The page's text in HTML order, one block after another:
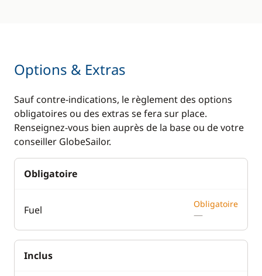
Options & Extras
Sauf contre-indications, le règlement des options
obligatoires ou des extras se fera sur place.
Renseignez-vous bien auprès de la base ou de votre
conseiller GlobeSailor.
Obligatoire
Fuel Obligatoire
—
Inclus